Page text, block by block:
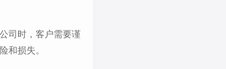
司时，客户需要谨
和损失。